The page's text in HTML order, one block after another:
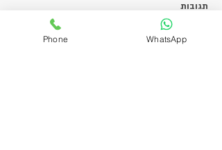
בולונז
תגובות
Phone WhatsApp